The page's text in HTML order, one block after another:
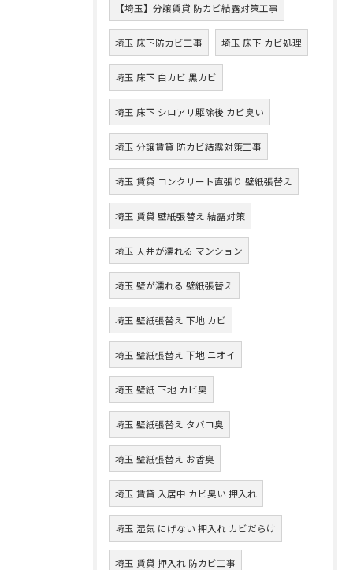
【埼玉】分譲賃貸 防カビ結露対策工事
埼玉 床下防カビ工事 埼玉 床下 カビ処理
埼玉 床下 白カビ 黒カビ
埼玉 床下 シロアリ駆除後 カビ臭い
埼玉 分譲賃貸 防カビ結露対策工事
埼玉 賃貸 コンクリート直張り 壁紙張替え
埼玉 賃貸 壁紙張替え 結露対策
埼玉 天井が濡れる マンション
埼玉 壁が濡れる 壁紙張替え
埼玉 壁紙張替え 下地 カビ
埼玉 壁紙張替え 下地 ニオイ
埼玉 壁紙 下地 カビ臭
埼玉 壁紙張替え タバコ臭
埼玉 壁紙張替え お香臭
埼玉 賃貸 入居中 カビ臭い 押入れ
埼玉 湿気 にげない 押入れ カビだらけ
埼玉 賃貸 押入れ 防カビ工事